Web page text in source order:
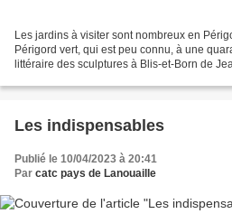
Les jardins à visiter sont nombreux en
Périgord vert, qui est peu connu, à une
littéraire des sculptures à Blis-et-Born de
Les indispensables
Publié le 10/04/2023 à 20:41
Par catc pays de Lanouaille